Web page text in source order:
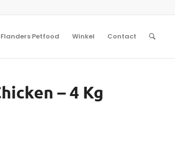
Flanders Petfood Winkel Contact
– 4 Kg